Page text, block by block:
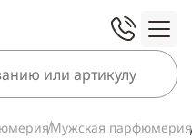
Мужская парфюмерия